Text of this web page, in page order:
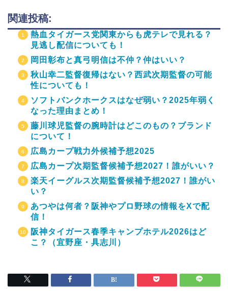
関連投稿:
熱血タイガース党関東からも虎テレで見れる？
見逃し配信についても！
岡田彰布と真弓明信は不仲？仲はいい？
秋山幸二監督復帰はない？西武次期監督の可能
性についても！
ソフトバンクホークスはなぜ弱い？2025年弱く
なった理由まとめ！
藤川球児監督の腕時計はどこのもの？ブランド
について！
広島カープ戦力外候補予想2025
広島カープ次期監督候補予想2027！誰がいい？
楽天イーグルス次期監督候補予想2027！誰がい
い？
あつやは何者？阪神やプロ野球の情報をXで配
信！
阪神タイガース春季キャンプホテル2026はど
こ？（宜野座・具志川）